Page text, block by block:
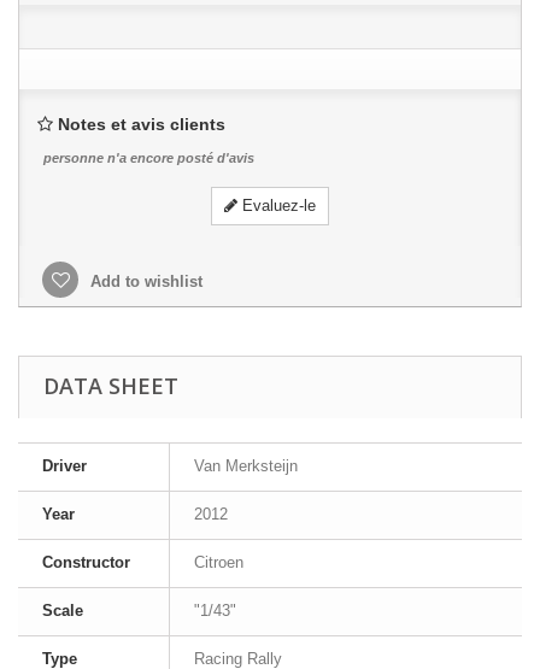
Notes et avis clients
personne n'a encore posté d'avis
Evaluez-le
Add to wishlist
DATA SHEET
Driver Van Merksteijn
Year 2012
Constructor Citroen
Scale "1/43"
Type Racing Rally